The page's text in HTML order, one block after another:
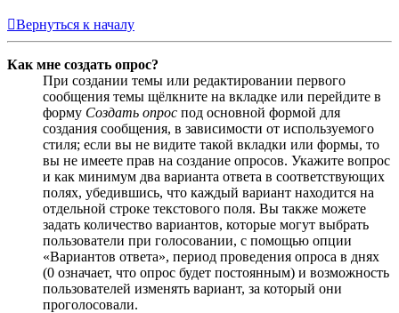
Вернуться к началу
Как мне создать опрос?
При создании темы или редактировании первого
сообщения темы щёлкните на вкладке или перейдите в
форму Создать опрос под основной формой для
создания сообщения, в зависимости от используемого
стиля; если вы не видите такой вкладки или формы, то
вы не имеете прав на создание опросов. Укажите вопрос
и как минимум два варианта ответа в соответствующих
полях, убедившись, что каждый вариант находится на
отдельной строке текстового поля. Вы также можете
задать количество вариантов, которые могут выбрать
пользователи при голосовании, с помощью опции
«Вариантов ответа», период проведения опроса в днях
(0 означает, что опрос будет постоянным) и возможность
пользователей изменять вариант, за который они
проголосовали.